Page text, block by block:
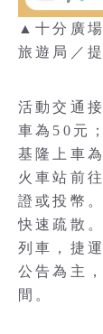
▲十分廣
旅遊局／
活動交通
車為50元
基隆上車
火車站前
證或投幣
快速疏散
列車，捷
公告為主
間。